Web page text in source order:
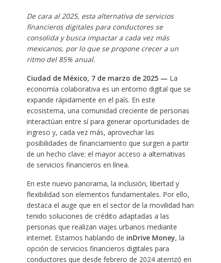
De cara al 2025, esta alternativa de servicios
financieros digitales para conductores se
consolida y busca impactar a cada vez más
mexicanos, por lo que se propone crecer a un
ritmo del 85% anual.
Ciudad de México, 7 de marzo de 2025 — La
economía colaborativa es un entorno digital que se
expande rápidamente en el país. En este
ecosistema, una comunidad creciente de personas
interactúan entre sí para generar oportunidades de
ingreso y, cada vez más, aprovechar las
posibilidades de financiamiento que surgen a partir
de un hecho clave: el mayor acceso a alternativas
de servicios financieros en línea.
En este nuevo panorama, la inclusión, libertad y
flexibilidad son elementos fundamentales. Por ello,
destaca el auge que en el sector de la movilidad han
tenido soluciones de crédito adaptadas a las
personas que realizan viajes urbanos mediante
internet. Estamos hablando de inDrive Money, la
opción de servicios financieros digitales para
conductores que desde febrero de 2024 aterrizó en